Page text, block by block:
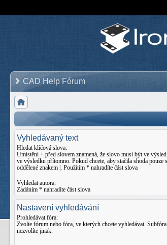
CAD Help Fórum
Vyhledávaný text
Hledat klíčová slova:
Umístění + před slovem znamená, že slovo musí být ve
ve výsledku přítomno. Pokud chcete, aby stačila shoda pouze
oddělené znakem . Použitím * nahradíte část slova
Vyhledat autora:
Zadáním * nahradíte část slova
Nastavení vyhledávání
Prohledávat fóra:
Zvolte fórum nebo fóra, ve kterých chcete vyhledávat.
nezvolíte jinak.